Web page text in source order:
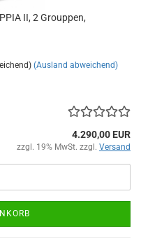
II, 2 Grouppen,
(Ausland abweichend)
4.290,00 EUR
zzgl. 19% MwSt. zzgl. Versand